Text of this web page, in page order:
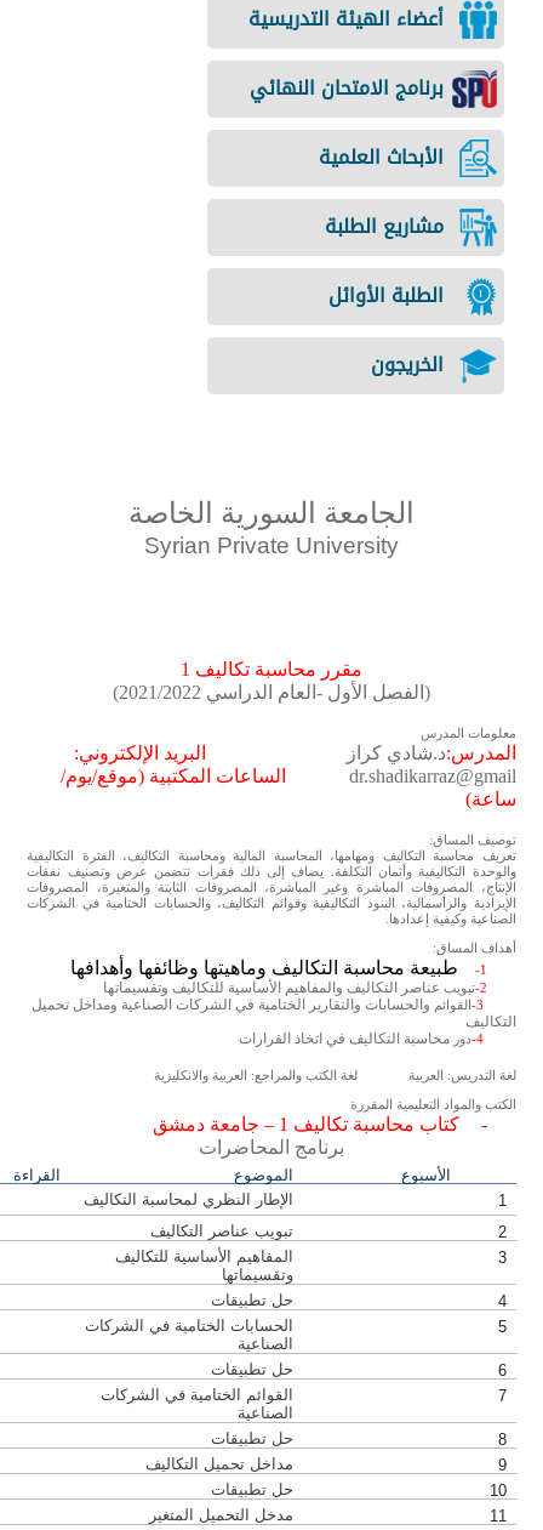
أعضاء الهيئة التدريسية
برنامج الامتحان النهائي
الأبحاث العلمية
مشاريع الطلبة
الطلبة الأوائل
الخريجون
الجامعة السورية الخاصة
Syrian Private University
مقرر محاسبة تكاليف 1
(الفصل الأول -العام الدراسي 2021/2022)
معلومات المدرس
المدرس:د.شادي كراز
البريد الإلكتروني:
dr.shadikarraz@gmail
الساعات المكتبية (موقع/يوم/
ساعة)
توصيف المساق:
تعريف محاسبة التكاليف ومهامها، المحاسبة المالية ومحاسبة التكاليف، الفترة التكاليفية
والوحدة التكاليفية وأثمان التكلفة. يضاف إلى ذلك فقرات تتضمن عرض وتصنيف نفقات
الإنتاج، المصروفات المباشرة وغير المباشرة، المصروفات الثابتة والمتغيرة، المصروفات
الإيرادية والرأسمالية، البنود التكاليفية وقوائم التكاليف، والحسابات الختامية في الشركات
الصناعية وكيفية إعدادها.
أهداف المساق:
1-
طبيعة محاسبة التكاليف وماهيتها وظائفها وأهدافها
2- تبويب عناصر التكاليف والمفاهيم الأساسية للتكاليف وتقسيماتها
3- القوائم والحسابات والتقارير الختامية في الشركات الصناعية ومداخل تحميل
التكاليف
4- دور محاسبة التكاليف في اتخاذ القرارات
لغة التدريس: العربية لغة الكتب والمراجع: العربية والانكليزية
الكتب والمواد التعليمية المقررة
-
كتاب محاسبة تكاليف 1 – جامعة دمشق
برنامج المحاضرات
الأسبوع الموضوع
القراءة
1
الإطار النظري لمحاسبة التكاليف
2
تبويب عناصر التكاليف
3
المفاهيم الأساسية للتكاليف
وتقسيماتها
4
حل تطبيقات
5
الحسابات الختامية في الشركات
الصناعية
6
حل تطبيقات
7
القوائم الختامية في الشركات
الصناعية
8
حل تطبيقات
9
مداخل تحميل التكاليف
10
حل تطبيقات
11
مدخل التحميل المتغير